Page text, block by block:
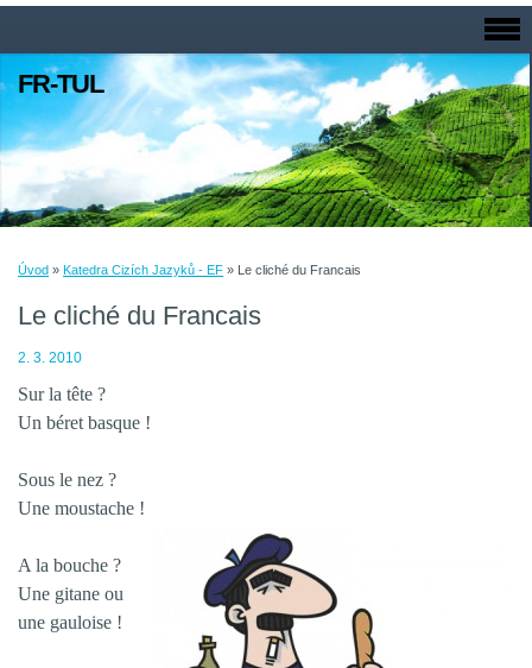
FR-TUL
Úvod » Katedra Cizích Jazyků - EF » Le cliché du Francais
Le cliché du Francais
2. 3. 2010
Sur la tête ?
Un béret basque !
Sous le nez ?
Une moustache !
A la bouche ?
Une gitane ou
une gauloise !